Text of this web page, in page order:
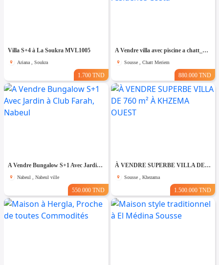
Villa S+4 à La Soukra MVL1005
Ariana , Soukra
1.700 TND
A Vendre villa avec piscine a chatt_mariem pré résidence Costa
Sousse , Chatt Meriem
880.000 TND
A Vendre Bungalow S+1 Avec Jardin à Club Farah, Nabeul
Nabeul , Nabeul ville
550.000 TND
À VENDRE SUPERBE VILLA DE 760 m² À KHZEMA OUEST
Sousse , Khezama
1.500.000 TND